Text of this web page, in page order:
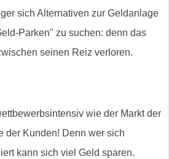
sich Alternativen zur Geldanlage
Parken" zu suchen: denn das
seinen Reiz verloren.
wie der Markt der
der Kunden! Denn wer sich
kann sich viel Geld sparen.